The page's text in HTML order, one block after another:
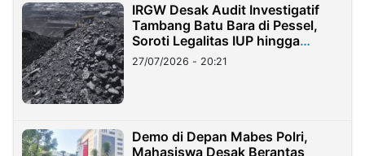
IRGW Desak Audit Investigatif
Tambang Batu Bara di Pessel,
Soroti Legalitas IUP hingga
Stockpile
27/07/2026 - 20:21
Demo di Depan Mabes Polri,
Mahasiswa Desak Berantas